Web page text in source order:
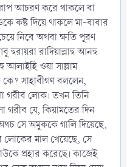
আচরণ করে থাকলে বা
কষ্ট দিয়ে থাকলে মা-বাবার
নিবে অথবা ক্ষতি পূরণ
হুরায়রা রাদিয়াল্লাহু আনহু
আলাইহি ওয়া সাল্লাম
কে? সাহাবীগণ বললেন,
গরীব লোক। তখন তিনি
যে, কিয়ামতের দিন
সে অমুককে গালি দিয়েছে,
মাল খেয়েছে, সে
প্রহার করেছে। কাজেই